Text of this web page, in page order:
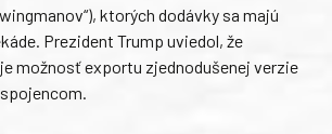
ktorých dodávky sa majú
Prezident Trump uviedol, že
možnosť exportu zjednodušenej verzie